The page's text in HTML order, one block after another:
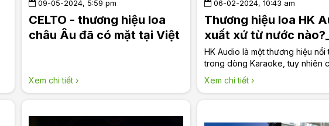
09-05-2024, 5:59 pm
CELTO - thương hiệu loa
châu Âu đã có mặt tại Việt
Xem chi tiết ›
06-02-2024, 10:43 am
Thương hiệu loa HK
xuất xứ từ nước
LongAudio
HK Audio là một thương hiệu nổi
trong dòng Karaoke, tuy nhiên
chắc chúng ta đã biết thương
bắt nguồn từ nước nào. Hãy
Xem chi tiết ›